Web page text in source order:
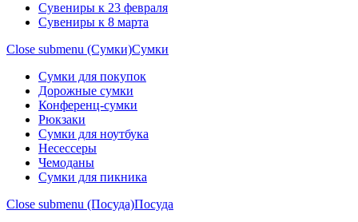
Сувениры к 23 февраля
Сувениры к 8 марта
Close submenu (Сумки)Сумки
Сумки для покупок
Дорожные сумки
Конференц-сумки
Рюкзаки
Сумки для ноутбука
Несессеры
Чемоданы
Сумки для пикника
Close submenu (Посуда)Посуда